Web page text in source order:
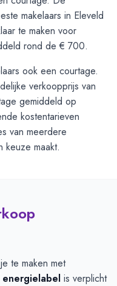
makelaars in Eleveld
te maken voor
rond de € 700.
ook een courtage.
verkoopprijs van
gemiddeld op
kostentarieven
van meerdere
keuze maakt.
te maken met
is verplicht